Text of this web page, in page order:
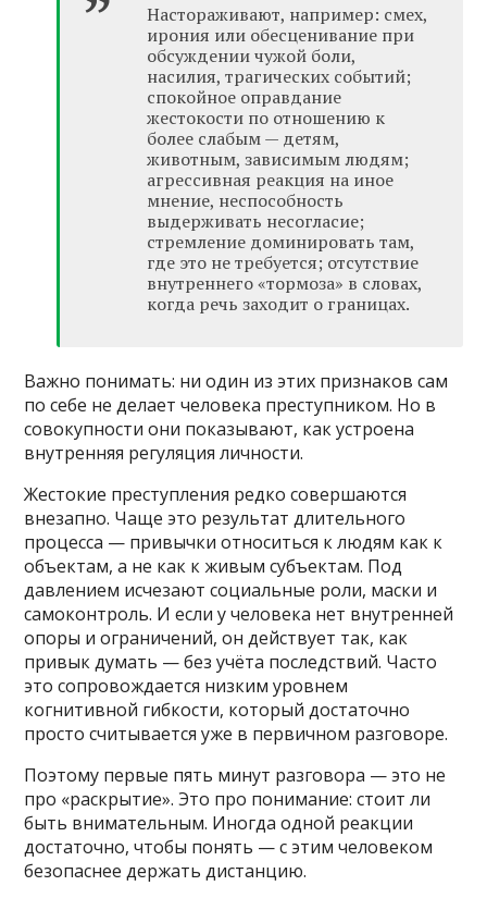
Настораживают, например: смех,
ирония или обесценивание при
обсуждении чужой боли,
насилия, трагических событий;
спокойное оправдание
жестокости по отношению к
более слабым — детям,
животным, зависимым людям;
агрессивная реакция на иное
мнение, неспособность
выдерживать несогласие;
стремление доминировать там,
где это не требуется; отсутствие
внутреннего «тормоза» в словах,
когда речь заходит о границах.
Важно понимать: ни один из этих признаков сам
по себе не делает человека преступником. Но в
совокупности они показывают, как устроена
внутренняя регуляция личности.
Жестокие преступления редко совершаются
внезапно. Чаще это результат длительного
процесса — привычки относиться к людям как к
объектам, а не как к живым субъектам. Под
давлением исчезают социальные роли, маски и
самоконтроль. И если у человека нет внутренней
опоры и ограничений, он действует так, как
привык думать — без учёта последствий. Часто
это сопровождается низким уровнем
когнитивной гибкости, который достаточно
просто считывается уже в первичном разговоре.
Поэтому первые пять минут разговора — это не
про «раскрытие». Это про понимание: стоит ли
быть внимательным. Иногда одной реакции
достаточно, чтобы понять — с этим человеком
безопаснее держать дистанцию.